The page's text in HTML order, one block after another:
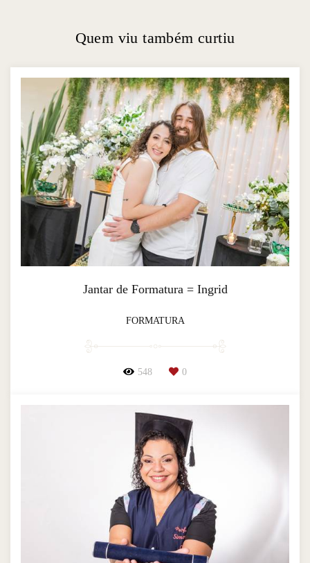
Quem viu também curtiu
Jantar de Formatura = Ingrid
FORMATURA
548 0